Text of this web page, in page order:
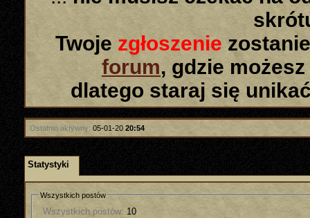
Twoje zgłoszenie
forum, gdzie
dlatego staraj się
Ostatnio aktywny: 05-01-20 20:54
Statystyki
Wszystkich postów
Wszystkich postów: 10